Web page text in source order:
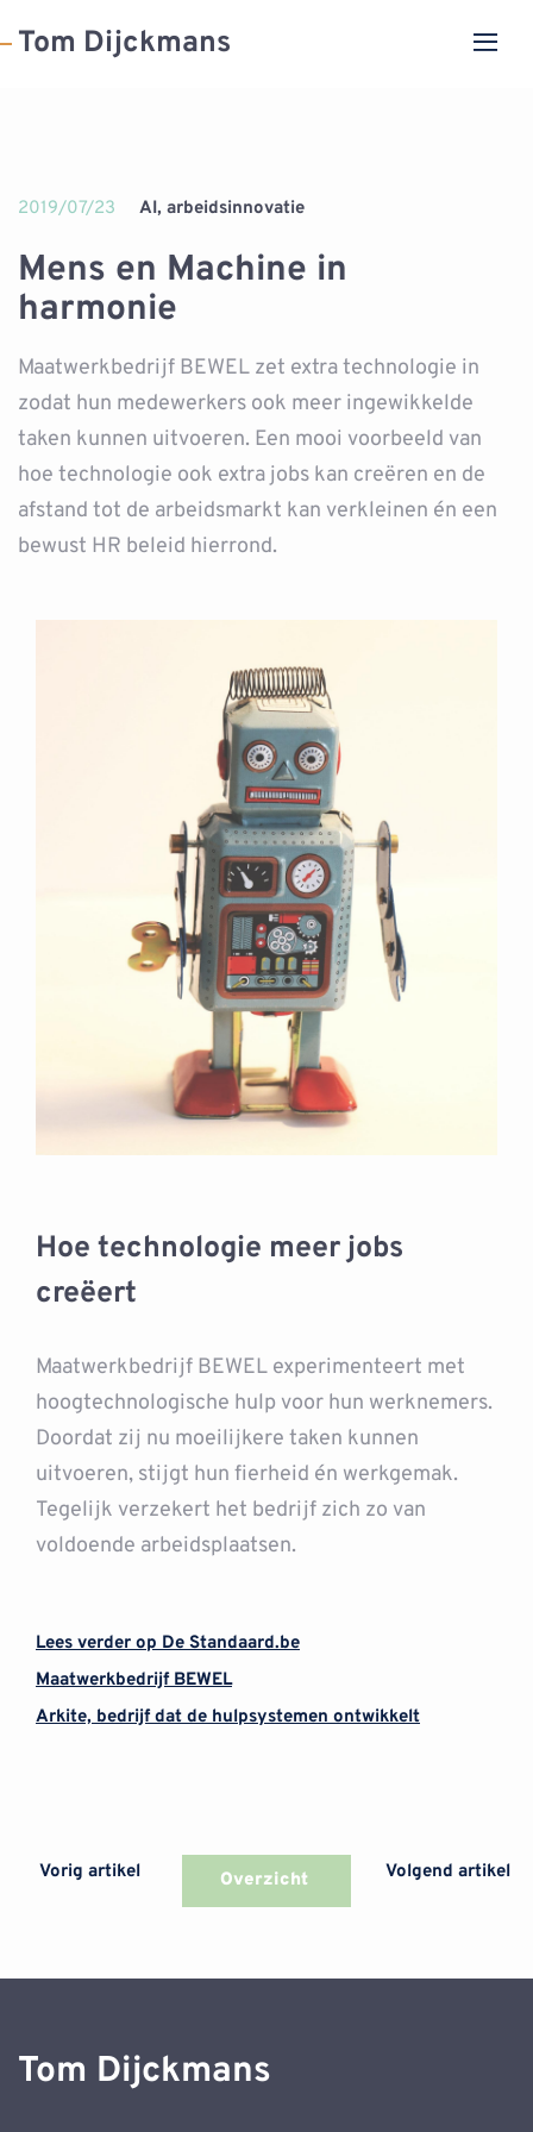
Tom Dijckmans
2019/07/23 AI, arbeidsinnovatie
Mens en Machine in
harmonie
Maatwerkbedrijf BEWEL zet extra technologie in
zodat hun medewerkers ook meer ingewikkelde
taken kunnen uitvoeren. Een mooi voorbeeld van
hoe technologie ook extra jobs kan creëren en de
afstand tot de arbeidsmarkt kan verkleinen én een
bewust HR beleid hierrond.
Hoe technologie meer jobs
creëert
Maatwerkbedrijf BEWEL experimenteert met
hoogtechnologische hulp voor hun werknemers.
Doordat zij nu moeilijkere taken kunnen
uitvoeren, stijgt hun fierheid én werkgemak.
Tegelijk verzekert het bedrijf zich zo van
voldoende arbeidsplaatsen.
Lees verder op De Standaard.be
Maatwerkbedrijf BEWEL
Arkite, bedrijf dat de hulpsystemen ontwikkelt
Vorig artikel Volgend artikel
Overzicht
Tom Dijckmans